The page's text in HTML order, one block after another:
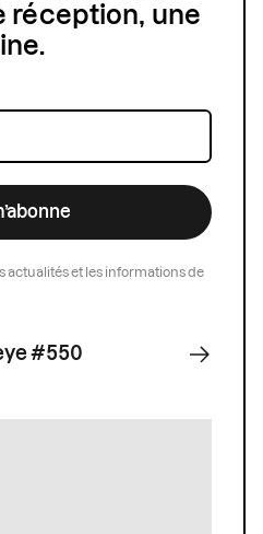
réception, une
actualités et les informations de
#550